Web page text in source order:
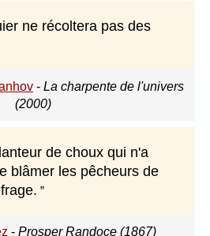
ne récoltera pas des
- La charpente de l'univers
(2000)
de choux qui n'a
blâmer les pêcheurs de
- Prosper Randoce (1867)